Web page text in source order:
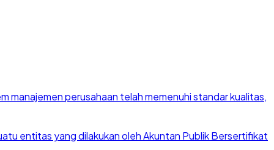
perusahaan telah memenuhi standar kualitas,
entitas yang dilakukan oleh Akuntan Publik Bersertifikat